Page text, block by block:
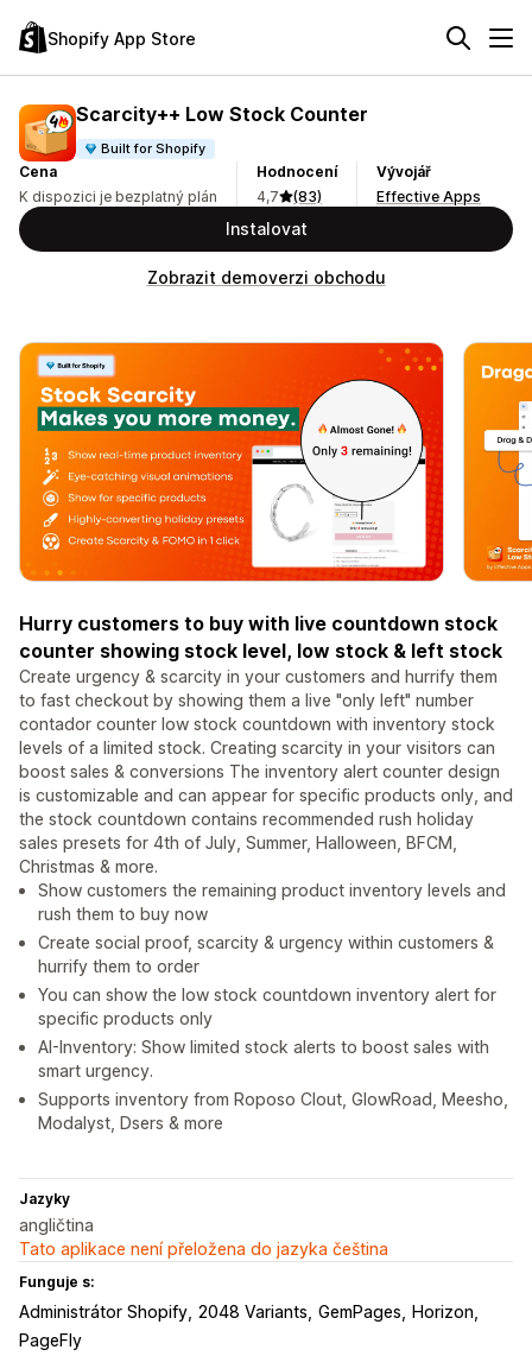
Shopify App Store
Scarcity++ Low Stock Counter
Built for Shopify
Cena
K dispozici je bezplatný plán
Hodnocení
4,7
(83)
Vývojář
Effective Apps
Instalovat
Zobrazit demoverzi obchodu
Hurry customers to buy with live countdown stock
counter showing stock level, low stock & left stock
Create urgency & scarcity in your customers and hurrify them
to fast checkout by showing them a live "only left" number
contador counter low stock countdown with inventory stock
levels of a limited stock. Creating scarcity in your visitors can
boost sales & conversions The inventory alert counter design
is customizable and can appear for specific products only, and
the stock countdown contains recommended rush holiday
sales presets for 4th of July, Summer, Halloween, BFCM,
Christmas & more.
Show customers the remaining product inventory levels and
rush them to buy now
Create social proof, scarcity & urgency within customers &
hurrify them to order
You can show the low stock countdown inventory alert for
specific products only
AI-Inventory: Show limited stock alerts to boost sales with
smart urgency.
Supports inventory from Roposo Clout, GlowRoad, Meesho,
Modalyst, Dsers & more
Jazyky
angličtina
Tato aplikace není přeložena do jazyka čeština
Funguje s:
Administrátor Shopify 2048 Variants GemPages
Horizon
PageFly